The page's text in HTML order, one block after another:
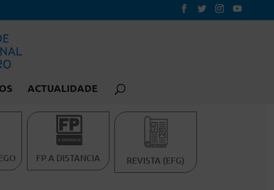
ACTUALIDADE
FP A DISTANCIA REVISTA (EFG)